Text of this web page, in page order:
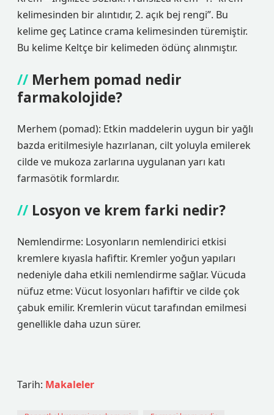
kelimesinden bir alıntıdır, 2. açık bej rengi”. Bu
kelime geç Latince crama kelimesinden türemiştir.
Bu kelime Keltçe bir kelimeden ödünç alınmıştır.
Merhem pomad nedir
farmakolojide?
Merhem (pomad): Etkin maddelerin uygun bir yağlı
bazda eritilmesiyle hazırlanan, cilt yoluyla emilerek
cilde ve mukoza zarlarına uygulanan yarı katı
farmasötik formlardır.
Losyon ve krem farki nedir?
Nemlendirme: Losyonların nemlendirici etkisi
kremlere kıyasla hafiftir. Kremler yoğun yapıları
nedeniyle daha etkili nemlendirme sağlar. Vücuda
nüfuz etme: Vücut losyonları hafiftir ve cilde çok
çabuk emilir. Kremlerin vücut tarafından emilmesi
genellikle daha uzun sürer.
Tarih: Makaleler